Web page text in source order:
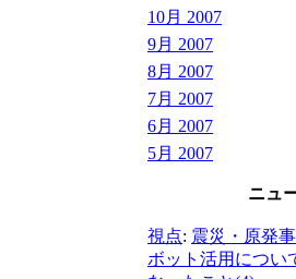
10月 2007
9月 2007
8月 2007
7月 2007
6月 2007
5月 2007
ニュ
視点: 震災・原発
ボット活用につい